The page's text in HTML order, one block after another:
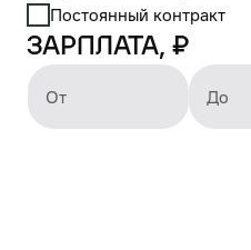
Постоянный контракт
Зарплата, ₽
От До